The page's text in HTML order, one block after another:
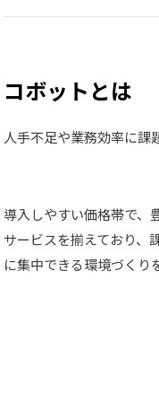
コボットとは
人手不足や業務効率に課
導入しやすい価格帯で、
サービスを揃えており、
に集中できる環境づくり